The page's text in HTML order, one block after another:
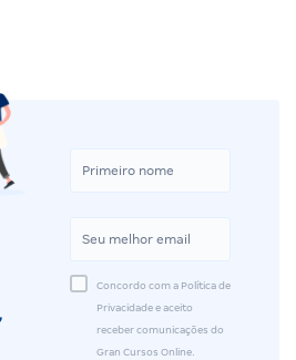
Concordo com a Política de
Privacidade e aceito
receber comunicações do
Gran Cursos Online.